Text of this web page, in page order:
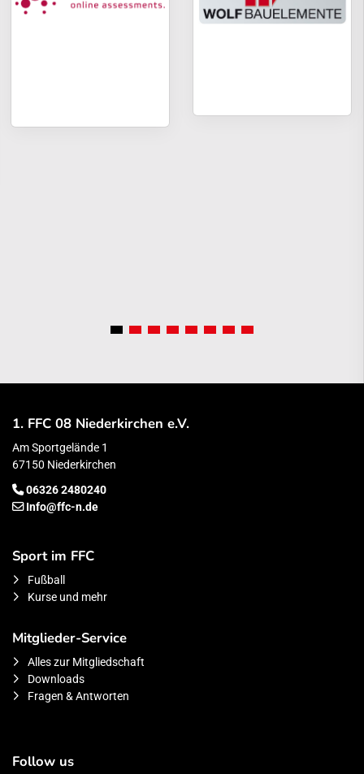
1. FFC 08 Niederkirchen e.V.
Am Sportgelände 1
67150 Niederkirchen
06326 2480240
Info@ffc-n.de
Sport im FFC
Fußball
Kurse und mehr
Mitglieder-Service
Alles zur Mitgliedschaft
Downloads
Fragen & Antworten
Follow us